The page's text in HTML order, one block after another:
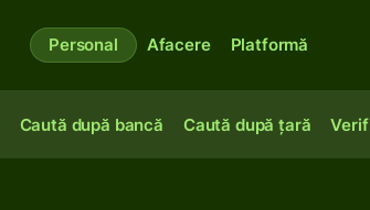
Personal Afacere Platformă
Caută după bancă Caută după țară